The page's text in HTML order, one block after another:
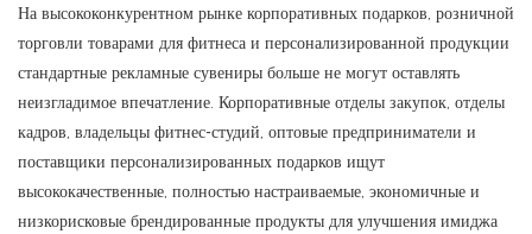
На высококонкурентном рынке корпоративных подарков, розничной
торговли товарами для фитнеса и персонализированной продукции
стандартные рекламные сувениры больше не могут оставлять
неизгладимое впечатление. Корпоративные отделы закупок, отделы
кадров, владельцы фитнес-студий, оптовые предприниматели и
поставщики персонализированных подарков ищут
высококачественные, полностью настраиваемые, экономичные и
низкорисковые брендированные продукты для улучшения имиджа